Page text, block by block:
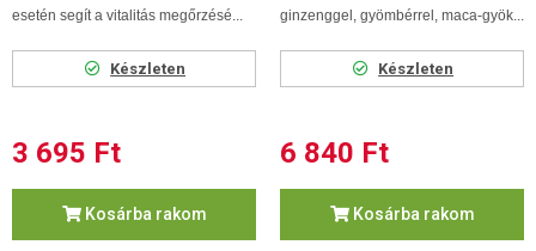
esetén segít a vitalitás megőrzésé...
Készleten
3 695 Ft
Kosárba rakom
ginzenggel, gyömbérrel, maca-gyök...
Készleten
6 840 Ft
Kosárba rakom